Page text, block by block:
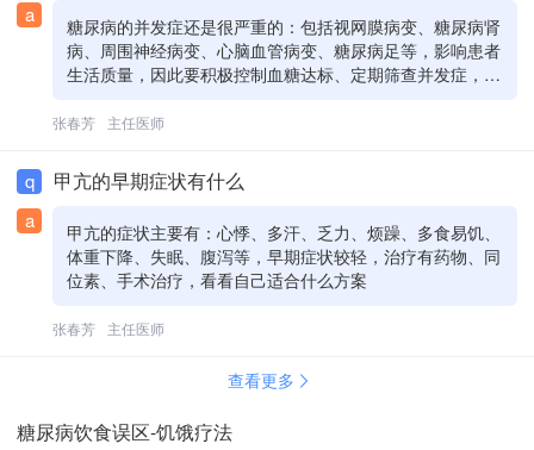
a
糖尿病的并发症还是很严重的：包括视网膜病变、糖尿病肾
病、周围神经病变、心脑血管病变、糖尿病足等，影响患者
生活质量，因此要积极控制血糖达标、定期筛查并发症，防
张春芳 主任医师
q 甲亢的早期症状有什么
a
甲亢的症状主要有：心悸、多汗、乏力、烦躁、多食易饥、
体重下降、失眠、腹泻等，早期症状较轻，治疗有药物、同
位素、手术治疗，看看自己适合什么方案
张春芳 主任医师
查看更多
糖尿病饮食误区-饥饿疗法